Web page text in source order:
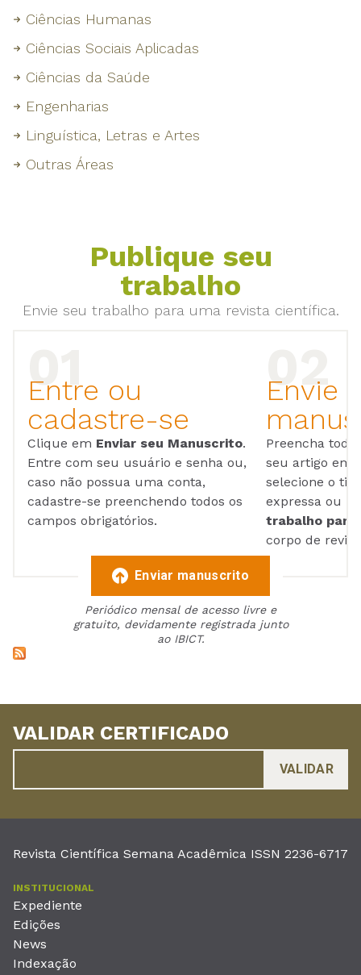
Ciências Humanas
Ciências Sociais Aplicadas
Ciências da Saúde
Engenharias
Linguística, Letras e Artes
Outras Áreas
Publique seu
trabalho
Envie seu trabalho para uma revista científica.
Entre ou
cadastre-se
Clique em Enviar seu Manuscrito.
Entre com seu usuário e senha ou,
caso não possua uma conta,
cadastre-se preenchendo todos os
campos obrigatórios.
Envie
Preencha
seu artigo em
selecione o
expressa ou
trabalho para
corpo de
Enviar manuscrito
Periódico mensal de acesso livre e
gratuito, devidamente registrada junto
ao IBICT.
VALIDAR CERTIFICADO
Revista Científica Semana Acadêmica ISSN 2236-6717
INSTITUCIONAL
Expediente
Edições
News
Indexação